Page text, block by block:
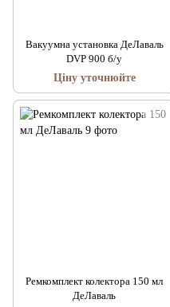
Вакуумна установка ДеЛаваль
DVP 900 б/у
Ціну уточнюйте
Ремкомплект колектора 150 мл
ДеЛаваль